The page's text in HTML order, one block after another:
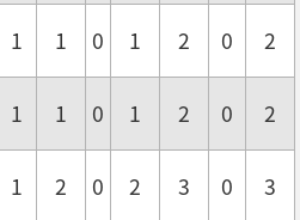
1 1 0 1 2 0
2
1 1 0 1 2 0
2
1 2 0 2 3 0
3